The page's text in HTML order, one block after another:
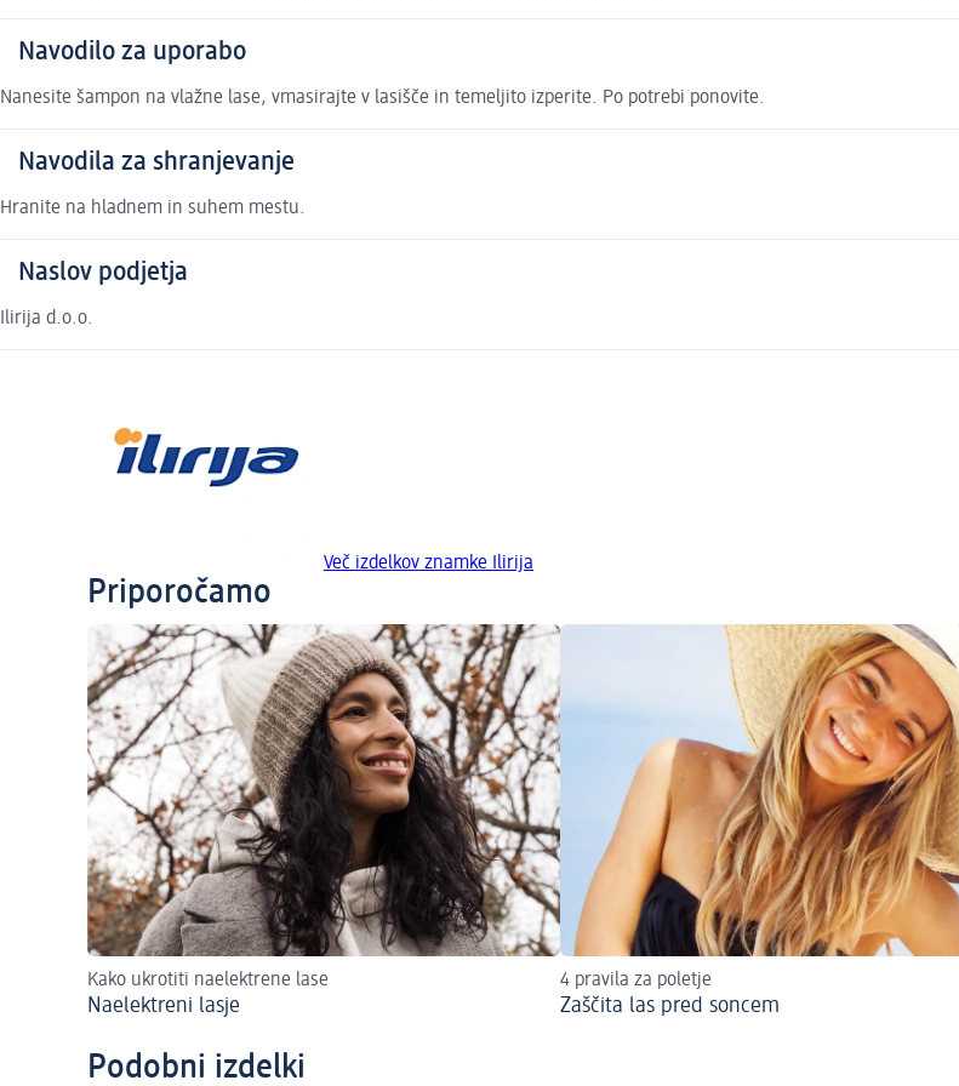
Navodilo za uporabo
Nanesite šampon na vlažne lase, vmasirajte v lasišče in temeljito izperite. Po potrebi ponovite.
Navodila za shranjevanje
Hranite na hladnem in suhem mestu.
Naslov podjetja
Ilirija d.o.o.
Več izdelkov znamke Ilirija
Priporočamo
Kako ukrotiti naelektrene lase
Naelektreni lasje
4 pravila za poletje
Zaščita las pred soncem
Podobni izdelki